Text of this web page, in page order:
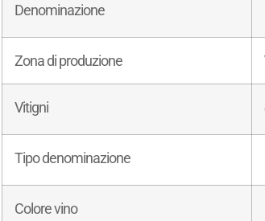
Denominazione
Zona di produzione
Vitigni
Tipo denominazione
Colore vino